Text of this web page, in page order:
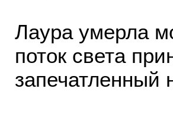
Лаура умерла
поток света
запечатленный